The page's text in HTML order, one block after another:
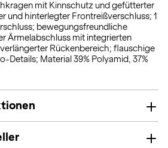
mit Kinnschutz und gefütterter
und hinterlegter Frontreißverschluss; 1
bewegungsfreundliche
Ärmelabschluss mit integrierten
Rückenbereich; flauschige
Details; Material 39% Polyamid, 37%